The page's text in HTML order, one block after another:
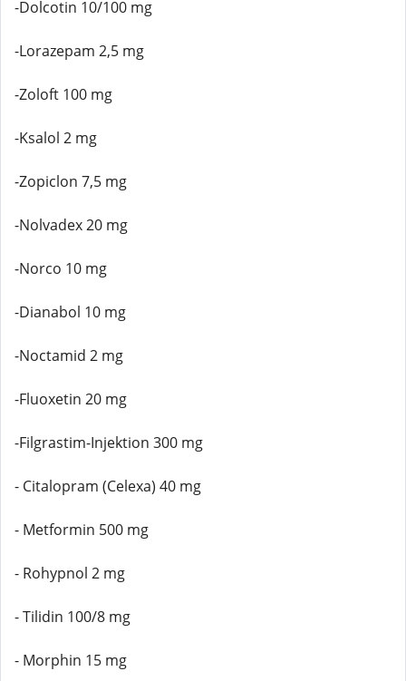
-Dolcotin 10/100 mg
-Lorazepam 2,5 mg
-Zoloft 100 mg
-Ksalol 2 mg
-Zopiclon 7,5 mg
-Nolvadex 20 mg
-Norco 10 mg
-Dianabol 10 mg
-Noctamid 2 mg
-Fluoxetin 20 mg
-Filgrastim-Injektion 300 mg
- Citalopram (Celexa) 40 mg
- Metformin 500 mg
- Rohypnol 2 mg
- Tilidin 100/8 mg
- Morphin 15 mg